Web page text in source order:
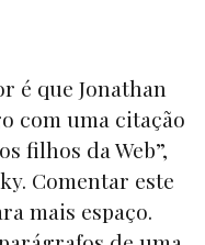
é que Jonathan
com uma citação
filhos da Web”,
Comentar este
mais espaço.